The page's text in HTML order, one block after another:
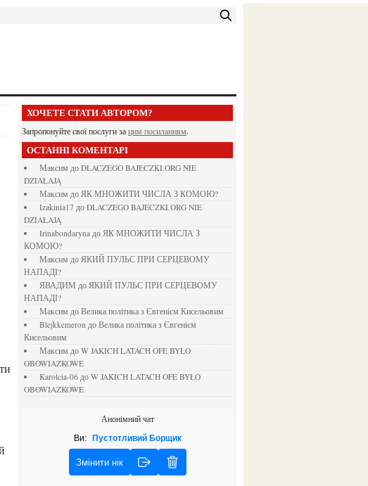
ХОЧЕТЕ СТАТИ АВТОРОМ?
Запропонуйте свої послуги за цим посиланням.
ОСТАННІ КОМЕНТАРІ
Максим до DLACZEGO BAJECZKI.ORG NIE
DZIAŁAJĄ
Максим до ЯК МНОЖИТИ ЧИСЛА З КОМОЮ?
izakinia17 до DLACZEGO BAJECZKI.ORG NIE
DZIAŁAJĄ
irinabondarynaдо ЯК МНОЖИТИ ЧИСЛА З
КОМОЮ?
Максим до ЯКИЙ ПУЛЬС ПРИ СЕРЦЕВОМУ
НАПАДІ?
ЯВАДИМ до ЯКИЙ ПУЛЬС ПРИ СЕРЦЕВОМУ
НАПАДІ?
Максим до Велика політика з Євгенієм Кисельовим
blejkkemeronдо Велика політика з Євгенієм
Кисельовим
Максим до W JAKICH LATACH OFE BYŁO
OBOWIAZKOWE
karolcia-06до W JAKICH LATACH OFE BYŁO
OBOWIAZKOWE
Анонімний чат
Ви: Пустотливий Борщик
Змінити нік